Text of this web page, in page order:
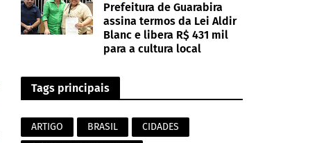
Prefeitura de Guarabira
assina termos da Lei Aldir
Blanc e libera R$ 431 mil
para a cultura local
Tags principais
ARTIGO BRASIL
CIDADES